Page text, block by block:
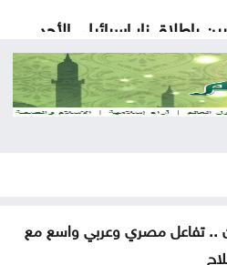
أمينا عاما للمجلس الأعلى
ونؤجل أي تحرك عسكري
.. تفاعل مصري وعربي واسع مع